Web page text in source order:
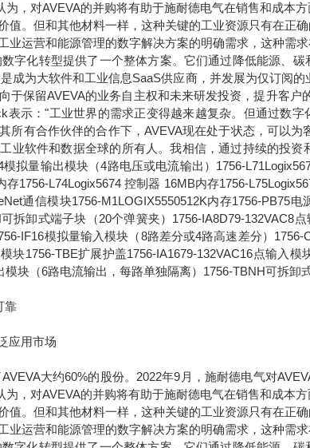
，对AVEVA的并购将有助于施耐德电气在销售和成本
值。但和其他材料一样，这种关键的工业资源只有在正
业运营和能源管理的数字解决方案的明确需求，这种需
字化转型提供了一个整体方案。它们通过降低能源、
成为大软件和工业信息SaaS供应商，并发展为仅订阅
于保留AVEVA的业务自主权和未来研发投资，提升客
表示："工业世界的需求正变得越来越复杂。但通过数
所有合作伙伴的合作下，AVEVA现在处于状态，可以
业软件和数据全球的所有人。我相信，通过持续的投资
拟量输出模块（4路电压或电流输出）1756-
存1756-L74Logix5674 控制器 16MB内存1756-
通信模块1756-M1LOGIX5550512K内存1756-PB75电
拆卸式端子块（20个弹簧夹）1756-IA8D79-132VAC8
IF16模拟量输入模块（8路差分或4路高速差分）
块1756-TBE扩展护盖1756-IA1679-132VAC16点输入
块（6路电流输出，每路单独隔离）1756-TBNH可拆卸
靠
应用市场
大约60%的股份。2022年9月，施耐德电气对
，对AVEVA的并购将有助于施耐德电气在销售和成本
值。但和其他材料一样，这种关键的工业资源只有在正
业运营和能源管理的数字解决方案的明确需求，这种需